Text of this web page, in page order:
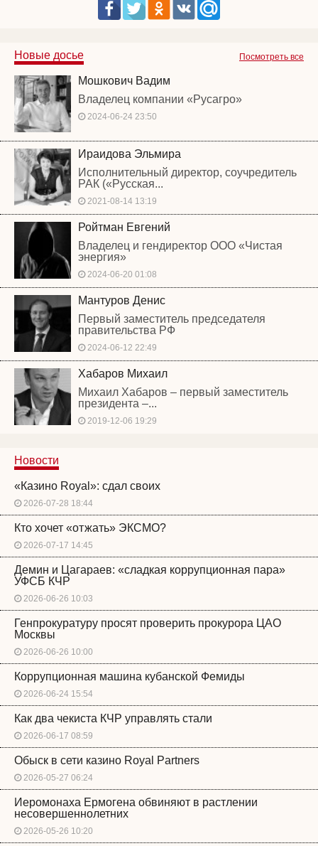
Посмотреть все
Новые досье
Мошкович Вадим
Владелец компании «Русагро»
2024-06-24 23:50
Ираидова Эльмира
Исполнительный директор, соучредитель
РАК («Русская...
2021-08-14 13:19
Ройтман Евгений
Владелец и гендиректор ООО «Чистая
энергия»
2024-06-20 01:08
Мантуров Денис
Первый заместитель председателя
правительства РФ
2024-06-12 22:49
Хабаров Михаил
Михаил Хабаров – первый заместитель
президента –...
2019-12-06 19:29
Новости
«Казино Royal»: сдал своих
2026-07-28 18:44
Кто хочет «отжать» ЭКСМО?
2026-07-17 14:45
Демин и Цагараев: «сладкая коррупционная пара»
УФСБ КЧР
2026-06-26 10:03
Генпрокуратуру просят проверить прокурора ЦАО
Москвы
2026-06-26 10:00
Коррупционная машина кубанской Фемиды
2026-06-24 15:54
Как два чекиста КЧР управлять стали
2026-06-17 08:59
Обыск в сети казино Royal Partners
2026-05-27 06:24
Иеромонаха Ермогена обвиняют в растлении
несовершеннолетних
2026-05-26 10:20